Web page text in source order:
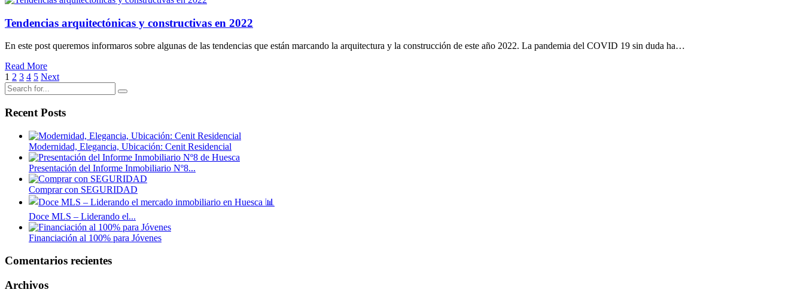
Tendencias arquitectónicas y constructivas en 2022
En este post queremos informaros sobre algunas de las tendencias que están marcando la arquitectura y la construcción de este año 2022. La pandemia del COVID 19 sin duda ha…
Read More
1 2 3 4 5 Next
Recent Posts
Modernidad, Elegancia, Ubicación: Cenit Residencial
Presentación del Informe Inmobiliario Nº8...
Comprar con SEGURIDAD
Doce MLS – Liderando el...
Financiación al 100% para Jóvenes
Comentarios recientes
Archivos